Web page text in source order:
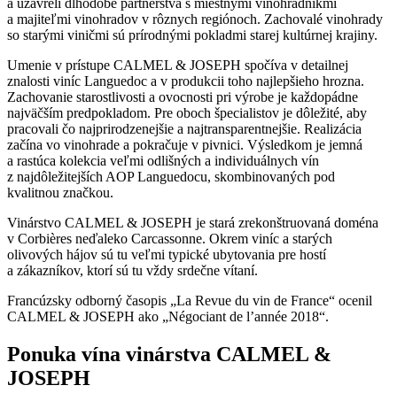
a majiteľmi vinohradov v rôznych regiónoch. Zachovalé vinohrady
so starými viničmi sú prírodnými pokladmi starej kultúrnej krajiny.
Umenie v prístupe CALMEL & JOSEPH spočíva v detailnej
znalosti viníc Languedoc a v produkcii toho najlepšieho hrozna.
Zachovanie starostlivosti a ovocnosti pri výrobe je každopádne
najväčším predpokladom. Pre oboch špecialistov je dôležité, aby
pracovali čo najprirodzenejšie a najtransparentnejšie. Realizácia
začína vo vinohrade a pokračuje v pivnici. Výsledkom je jemná
a rastúca kolekcia veľmi odlišných a individuálnych vín
z najdôležitejších AOP Languedocu, skombinovaných pod
kvalitnou značkou.
Vinárstvo CALMEL & JOSEPH je stará zrekonštruovaná doména
v Corbières neďaleko Carcassonne. Okrem viníc a starých
olivových hájov sú tu veľmi typické ubytovania pre hostí
a zákazníkov, ktorí sú tu vždy srdečne vítaní.
Francúzsky odborný časopis „La Revue du vin de France“ ocenil
CALMEL & JOSEPH ako „Négociant de l’année 2018“.
Ponuka vína vinárstva CALMEL &
JOSEPH